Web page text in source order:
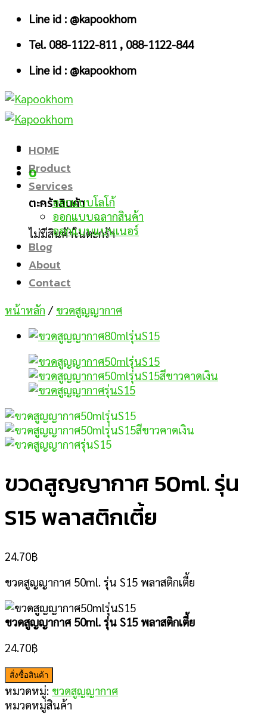
Skip
content
Line id : @kapookhom
Tel. 088-1122-811 , 088-1122-844
Line id : @kapookhom
0
ตะกร้าสินค้า
ไม่มีสินค้าในตะกร้า
HOME
Product
Services
ออกแบบโลโก้
ออกแบบฉลากสินค้า
ออกแบบแบนเนอร์
Blog
About
Contact
หน้าหลัก / ขวดสูญญากาศ
ขวดสูญญากาศ 50ml. รุ่น
S15 พลาสติกเตี้ย
24.70฿
ขวดสูญญากาศ 50ml. รุ่น S15 พลาสติกเตี้ย
ขวดสูญญากาศ 50ml. รุ่น S15 พลาสติกเตี้ย
24.70฿
สั่งซื้อสินค้า
หมวดหมู่: ขวดสูญญากาศ
หมวดหมู่สินค้า